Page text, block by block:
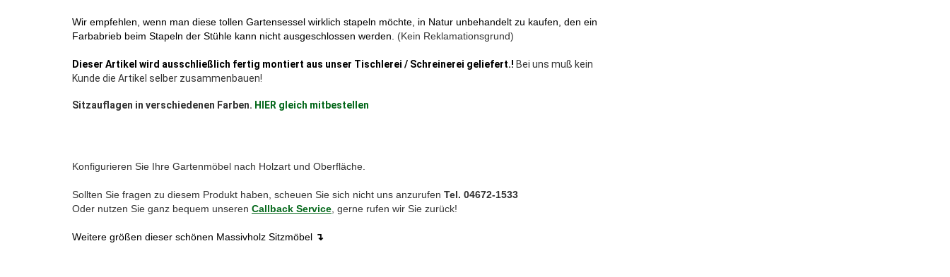
Wir empfehlen, wenn man diese tollen Gartensessel wirklich stapeln möchte, in Natur unbehandelt zu kaufen, den ein
Farbabrieb beim Stapeln der Stühle kann nicht ausgeschlossen werden. (Kein Reklamationsgrund)
Dieser Artikel wird ausschließlich fertig montiert aus unser Tischlerei / Schreinerei geliefert.! Bei uns muß kein
Kunde die Artikel selber zusammenbauen!
Sitzauflagen in verschiedenen Farben. HIER gleich mitbestellen
Konfigurieren Sie Ihre Gartenmöbel nach Holzart und Oberfläche.
Sollten Sie fragen zu diesem Produkt haben, scheuen Sie sich nicht uns anzurufen Tel. 04672-1533
Oder nutzen Sie ganz bequem unseren Callback Service , gerne rufen wir Sie zurück!
Weitere größen dieser schönen Massivholz Sitzmöbel ↴